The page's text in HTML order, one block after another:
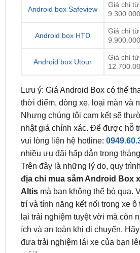
Android box HTD
Giá chỉ
Android box Utour
Giá chỉ từ
Lưu ý: Giá Android Box có thể
Nhưng chúng tôi cam kết sẽ
nhật giá chính xác. Để được hỗ
vui lòng liên hệ hotline:
nhiều ưu đãi hấp dẫn trong
Trên đây là những lý do, quy
địa chỉ mua sắm Android Box
Altis mà bạn không thể bỏ qua.
trí và tính năng kết nối trong xe ô
lại trải nghiệm tuyệt vời mà còn
ích và an toàn khi di chuyển.
đưa trải nghiệm lái xe của bạn
mới!